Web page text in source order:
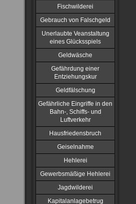
Fischwilderei
Gebrauch von Falschgeld
Unerlaubte Veanstaltung
eines Glücksspiels
Geldwäsche
Gefährdung einer
Entziehungskur
Geldfälschung
Gefährliche Eingriffe in den
Bahn-, Schiffs- und
Luftverkehr
Hausfriedensbruch
Geiselnahme
Hehlerei
Gewerbsmäßige Hehlerei
Jagdwilderei
Kapitalanlagebetrug